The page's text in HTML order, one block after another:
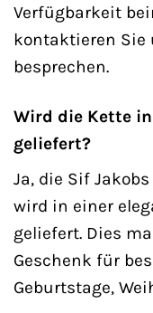
Verfügbarkeit
kontaktieren Sie
besprechen.
Wird die Kette
geliefert?
Ja, die Sif Jakobs
wird in einer
geliefert. Dies
Geschenk für
Geburtstage,